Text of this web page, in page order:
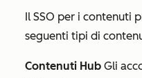
Il SSO per i contenuti
seguenti tipi di
Contenuti Hub Gli